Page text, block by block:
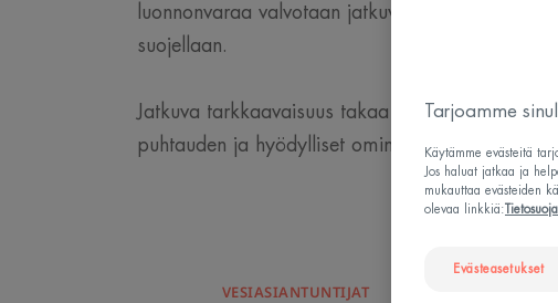
luonnonvaraa valvotaan jatkuvasti ja sen
suojellaan.
Jatkuva tarkkaavaisuus takaa Avène
puhtauden ja hyödylliset ominaisuudet.
VESIASIANTUNTIJAT
Tarjoamme
Käytämme evästeitä
Jos haluat jatkaa ja
mukauttaa evästeiden
olevaa linkkiä:
Evästeasetukset